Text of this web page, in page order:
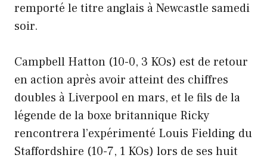
remporté le titre anglais à Newcastle samedi
soir.
Campbell Hatton (10-0, 3 KOs) est de retour
en action après avoir atteint des chiffres
doubles à Liverpool en mars, et le fils de la
légende de la boxe britannique Ricky
rencontrera l’expérimenté Louis Fielding du
Staffordshire (10-7, 1 KOs) lors de ses huit